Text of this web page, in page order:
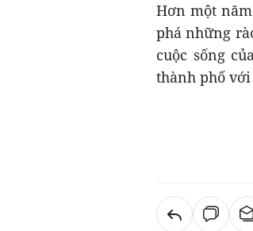
Hơn một
phá những
cuộc sống
thành phố